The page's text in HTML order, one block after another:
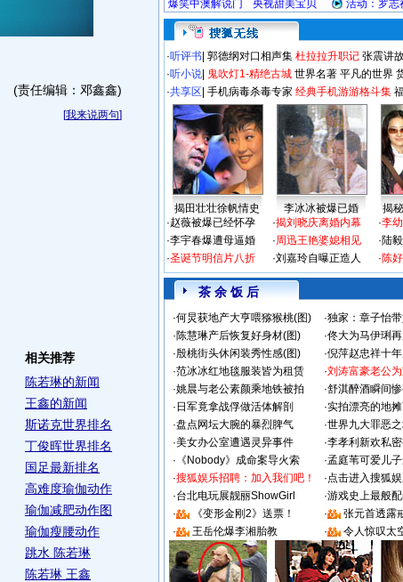
(责任编辑：邓鑫鑫)
[我来说两句]
相关推荐
陈若琳的新闻
王鑫的新闻
斯诺克世界排名
丁俊晖世界排名
国足最新排名
高难度瑜伽动作
瑜伽减肥动作图
瑜伽瘦腰动作
跳水 陈若琳
陈若琳 王鑫
·听评书 郭德纲对口相声集 杜拉拉升职记 张震讲
·听小说 鬼吹灯1-精绝古城 世界名著 平凡的世界
·共享区 手机病毒杀毒专家 经典手机游游格斗集
揭田壮壮徐帆情史 李冰冰被爆已婚
揭
·赵薇被爆已经怀孕
·李宇春爆遭母逼婚
·圣诞节明信片八折
·揭刘晓庆离婚内幕
·周迅王艳婆媳相见
·刘嘉玲自曝正造人
·李
·陆
·陈
茶 余 饭 后
·何炅获地产大亨喂猕猴桃(图) ·独家：章子怡
·陈慧琳产后恢复好身材(图) ·佟大为马伊琍
·殷桃街头休闲装秀性感(图) ·倪萍赵忠祥十
·范冰冰红地毯服装皆为租赁 ·刘涛富豪老公
·姚晨与老公素颜乘地铁被拍 ·舒淇醉酒瞬间
· 日军竟拿战俘做活体解剖 ·实拍漂亮的地
·盘点网坛大腕的暴烈脾气 ·世界九大罪恶
·美女办公室遭遇灵异事件 ·李孝利新欢私
· 《Nobody》成命案导火索 ·孟庭苇可爱儿
·搜狐娱乐招聘：加入我们吧！ ·点击进入搜狐
·台北电玩展靓丽ShowGirl ·游戏史上最般
·
《变形金刚2》送票！ ·
张元首透露
·
王岳伦爆李湘胎教 · 令人惊叹太